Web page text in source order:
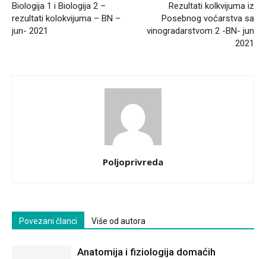
Biologija 1 i Biologija 2 –
rezultati kolokvijuma – BN –
jun- 2021
Rezultati kolkvijuma iz
Posebnog voćarstva sa
vinogradarstvom 2 -BN- jun
2021
Poljoprivreda
Povezani članci Više od autora
Anatomija i fiziologija domaćih